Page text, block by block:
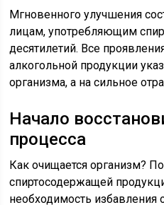
Мгновенного улучшения
лицам, употребляющим
десятилетий. Все
алкогольной продукции
организма, а на сильное
Начало
процесса
Как очищается организм?
спиртосодержащей
необходимость избавления